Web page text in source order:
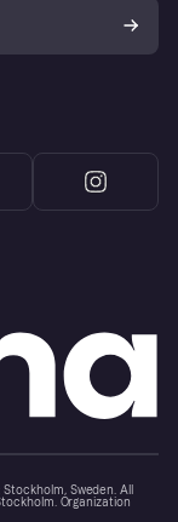
Sweden. All
Organization